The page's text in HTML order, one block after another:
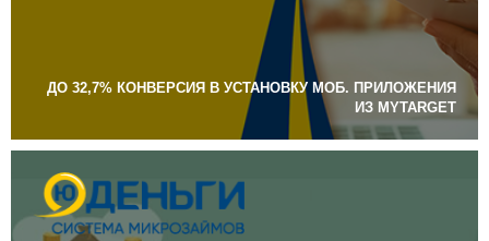
ДО 32,7% КОНВЕРСИЯ В УСТАНОВКУ МОБ. ПРИЛОЖЕНИЯ
ИЗ MYTARGET